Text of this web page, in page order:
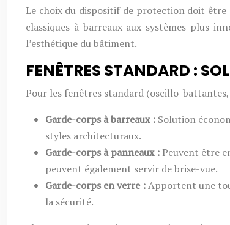
Le choix du dispositif de protection doit
classiques à barreaux aux systèmes plus
l’esthétique du bâtiment.
FENÊTRES STANDARD :
Pour les fenêtres standard (oscillo-
Garde-corps à barreaux : Solution
styles architecturaux.
Garde-corps à panneaux : Peuvent être
peuvent également servir de brise-vue.
Garde-corps en verre :Apportent une
la sécurité.